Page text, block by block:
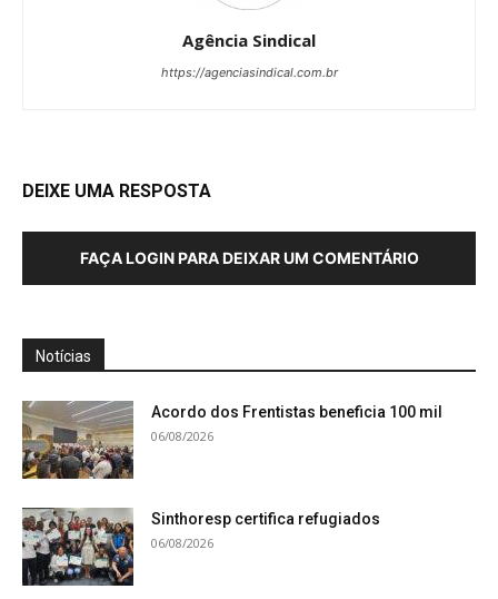
Agência Sindical
https://agenciasindical.com.br
DEIXE UMA RESPOSTA
FAÇA LOGIN PARA DEIXAR UM COMENTÁRIO
Notícias
Acordo dos Frentistas beneficia 100 mil
06/08/2026
Sinthoresp certifica refugiados
06/08/2026